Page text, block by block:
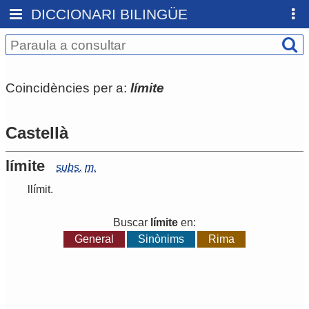
DICCIONARI BILINGÜE
Coincidències per a: límite
Castellà
límite subs. m.
llímit.
Buscar límite en:
General
Sinònims Rima